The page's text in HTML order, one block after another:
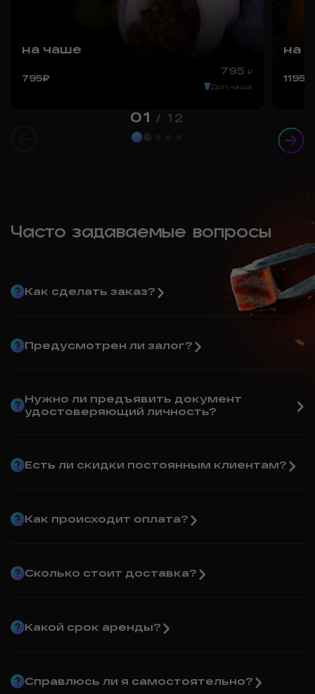
на чаше
795₽
795 ₽
Доп.чаша
на
1195
01 / 12
Часто задаваемые вопросы
Как сделать заказ?
Предусмотрен ли залог?
Нужно ли предъявить документ
удостоверяющий личность?
Есть ли скидки постоянным клиентам?
Как происходит оплата?
Сколько стоит доставка?
Какой срок аренды?
Справлюсь ли я самостоятельно?